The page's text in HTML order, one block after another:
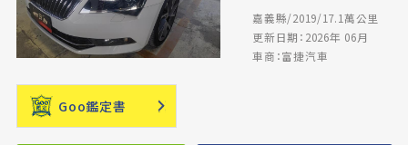
嘉義縣/2019/17.1萬公里
更新日期：2026年 06月
車商：富捷汽車
Goo鑑定書